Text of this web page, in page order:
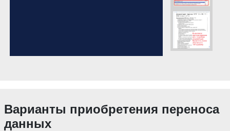
Варианты приобретения переноса
данных